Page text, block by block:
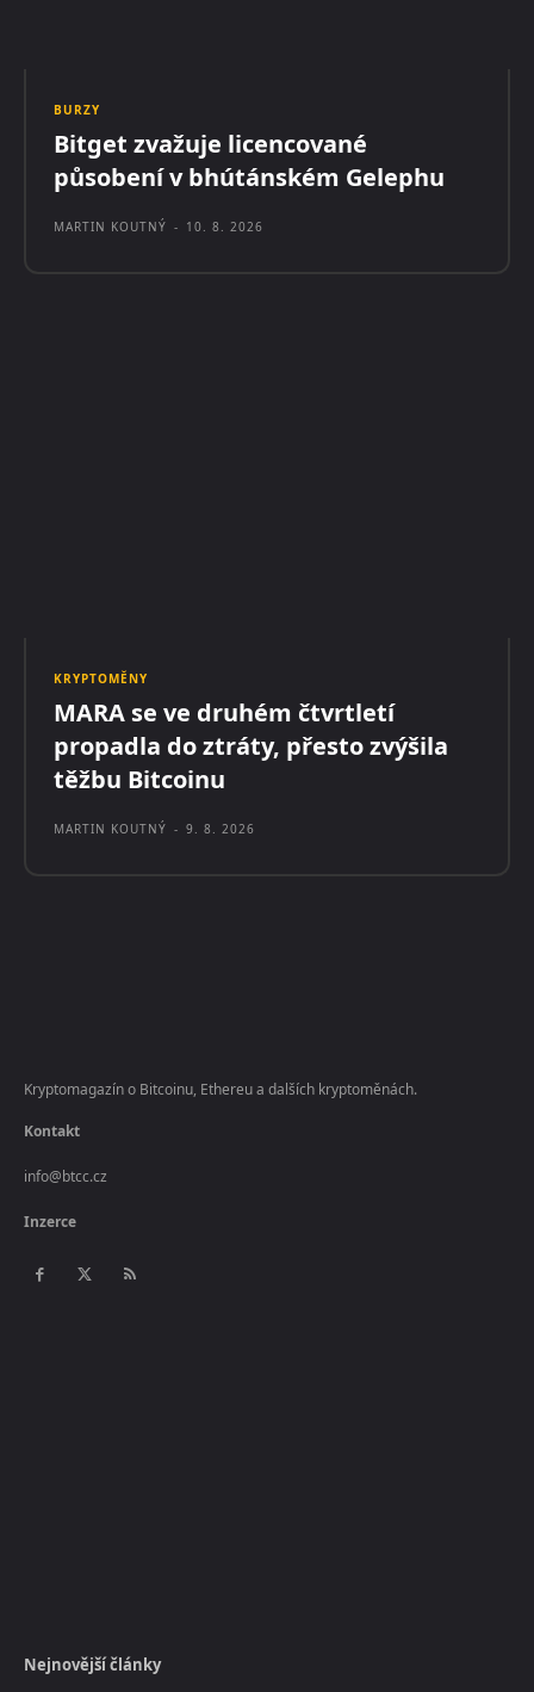
BURZY
Bitget zvažuje licencované
působení v bhútánském Gelephu
MARTIN KOUTNÝ - 10. 8. 2026
KRYPTOMĚNY
MARA se ve druhém čtvrtletí
propadla do ztráty, přesto zvýšila
těžbu Bitcoinu
MARTIN KOUTNÝ - 9. 8. 2026
Kryptomagazín o Bitcoinu, Ethereu a dalších kryptoměnách.
Kontakt
info@btcc.cz
Inzerce
Nejnovější články